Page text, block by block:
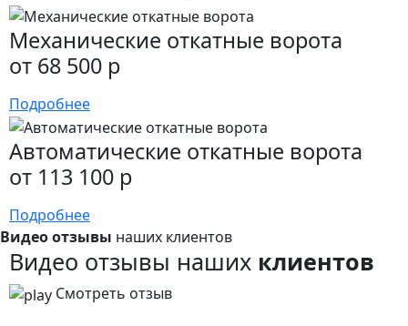
Механические откатные ворота
от 68 500 р
Подробнее
Автоматические откатные ворота
от 113 100 р
Подробнее
Видео отзывы наших клиентов
Видео отзывы наших клиентов
Смотреть отзыв